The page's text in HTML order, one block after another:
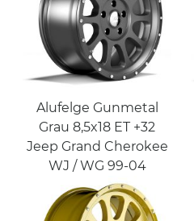
Alufelge Gunmetal
Grau 8,5x18 ET +32
Jeep Grand Cherokee
WJ / WG 99-04